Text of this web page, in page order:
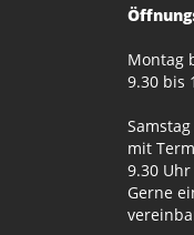
Montag
9.30 bis
mit
9.30
Gerne